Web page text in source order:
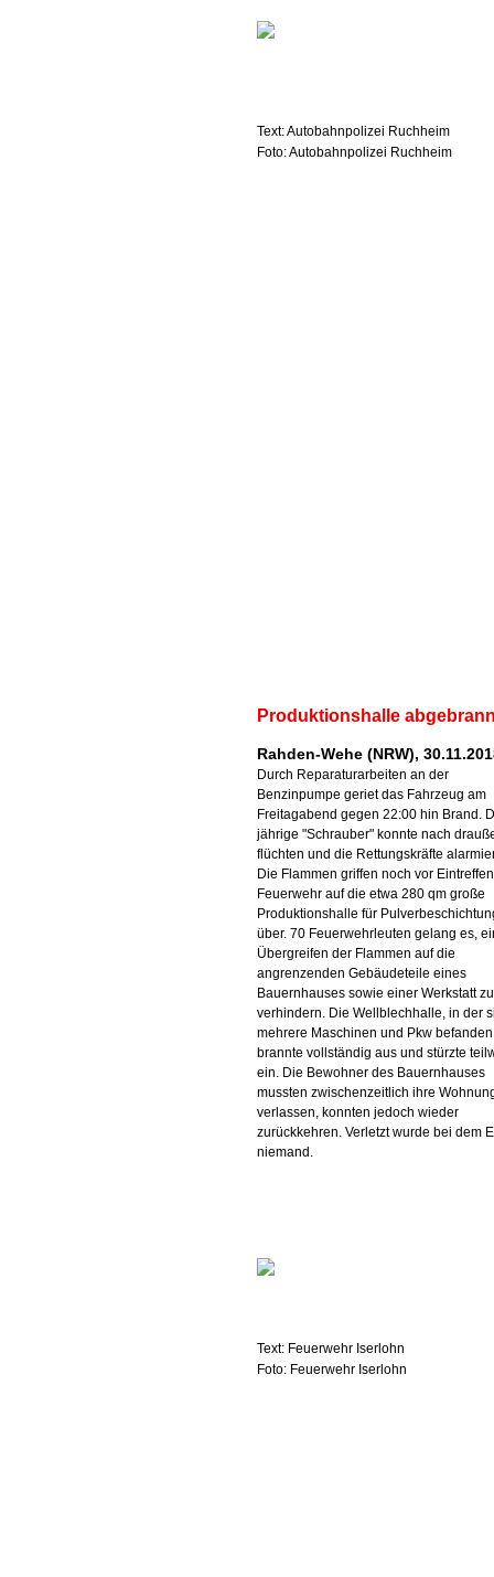
Text: Autobahnpolizei Ruchheim
Foto: Autobahnpolizei Ruchheim
Produktionshalle
Rahden-Wehe (NRW),
Durch Reparaturarbeiten an der
Benzinpumpe geriet das Fahrzeug am
Freitagabend gegen 22:00 hin Brand.
jährige "Schrauber" konnte nach
flüchten und die Rettungskräfte
Die Flammen griffen noch vor
Feuerwehr auf die etwa 280 qm große
Produktionshalle für
über. 70 Feuerwehrleuten gelang es,
Übergreifen der Flammen auf die
angrenzenden Gebäudeteile eines
Bauernhauses sowie einer Werkstatt zu
verhindern. Die Wellblechhalle, in der
mehrere Maschinen und Pkw
brannte vollständig aus und stürzte
ein. Die Bewohner des Bauernhauses
mussten zwischenzeitlich ihre
verlassen, konnten jedoch wieder
zurückkehren. Verletzt wurde bei dem
niemand.
Text: Feuerwehr Iserlohn
Foto: Feuerwehr Iserlohn